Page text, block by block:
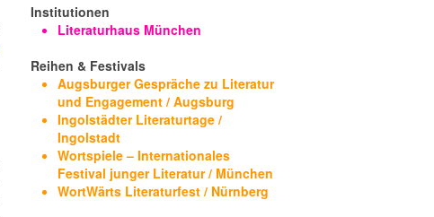
Institutionen
Literaturhaus München
Reihen & Festivals
Augsburger Gespräche zu Literatur
und Engagement / Augsburg
Ingolstädter Literaturtage /
Ingolstadt
Wortspiele – Internationales
Festival junger Literatur / München
WortWärts Literaturfest / Nürnberg